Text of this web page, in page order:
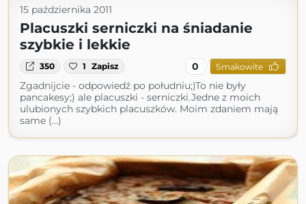
15 października 2011
Placuszki serniczki na śniadanie
szybkie i lekkie
350 1 Zapisz 0 Smakowite
Zgadnijcie - odpowiedź po południu;)To nie były
pancakesy;) ale placuszki - serniczki.Jedne z moich
ulubionych szybkich placuszków. Moim zdaniem mają
same (...)